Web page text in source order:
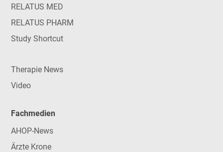
RELATUS MED
RELATUS PHARM
Study Shortcut
Therapie News
Video
Fachmedien
AHOP-News
Ärzte Krone